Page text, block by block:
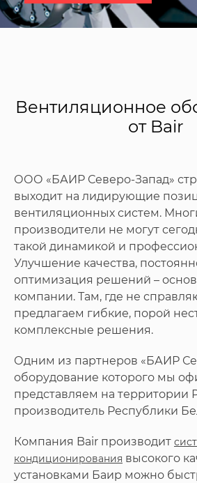
Вентиляционное
от Bair
ООО «БАИР Северо-Запад»
выходит на лидирующие
вентиляционных систем.
производители не могут
такой динамикой и
Улучшение качества,
оптимизация решений –
компании. Там, где не
предлагаем гибкие, порой
комплексные решения.
Одним из партнеров «БАИР
оборудование которого мы
представляем на территории
производитель Республики
Компания Bair производит
кондиционирования высокого
установками Баир можно